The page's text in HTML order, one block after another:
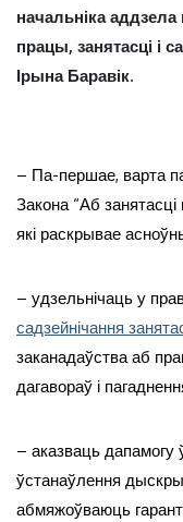
начальніка
працы, занятасці і
Ірына Баравік.
– Па-першае, варта
Закона “Аб занятасці
які раскрывае
– удзельнічаць у
садзейнічання
заканадаўства аб
дагавораў і
– аказваць дапамогу
ўстанаўлення
абмяжоўваюць